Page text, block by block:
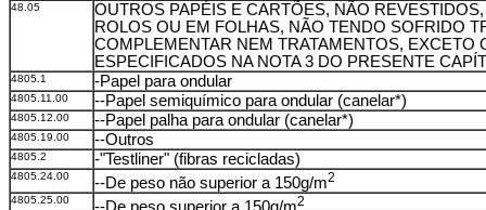
48.05
OUTROS PAPÉIS E CARTÕES, NÃO
ROLOS OU EM FOLHAS, NÃO TENDO SOFRIDO
COMPLEMENTAR NEM TRATAMENTOS, EXCETO
ESPECIFICADOS NA NOTA 3 DO PRESENTE
4805.1 -Papel para ondular
4805.11.00 --Papel semiquímico para ondular (canelar*)
4805.12.00 --Papel palha para ondular (canelar*)
4805.19.00 --Outros
4805.2 -"Testliner" (fibras recicladas)
4805.24.00 --De peso não superior a 150g/m2
4805.25.00 2